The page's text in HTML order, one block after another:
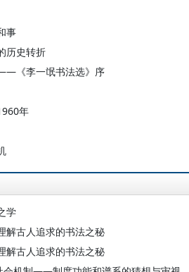
事
历史转折
《李一氓书法选》序
年
学
解古人追求的书法之秘
解古人追求的书法之秘